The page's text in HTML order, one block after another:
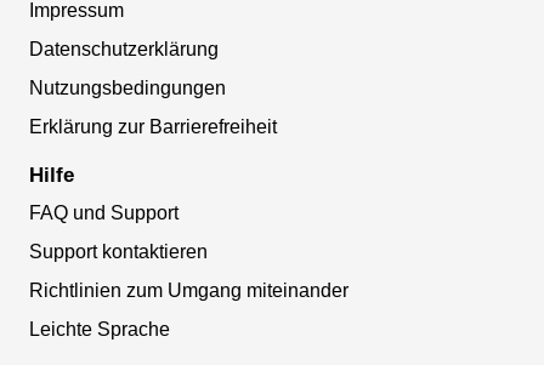
Impressum
Datenschutzerklärung
Nutzungsbedingungen
Erklärung zur Barrierefreiheit
Hilfe
FAQ und Support
Support kontaktieren
Richtlinien zum Umgang miteinander
Leichte Sprache